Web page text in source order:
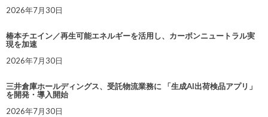
2026年7月30日
椿本チエイン／再生可能エネルギーを活用し、カーボンニュートラル実
現を加速
2026年7月30日
三井倉庫ホールディングス、受託物流業務に 「生成AI出荷検品アプリ」
を開発・導入開始
2026年7月30日